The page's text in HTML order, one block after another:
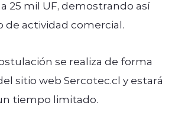
25 mil UF, demostrando así
de actividad comercial.
se realiza de forma
sitio web Sercotec.cl y estará
tiempo limitado.